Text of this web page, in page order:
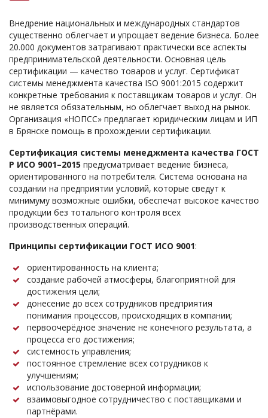
Внедрение национальных и международных стандартов
существенно облегчает и упрощает ведение бизнеса. Более
20.000 документов затрагивают практически все аспекты
предпринимательской деятельности. Основная цель
сертификации — качество товаров и услуг. Сертификат
системы менеджмента качества ISO 9001:2015 содержит
конкретные требования к поставщикам товаров и услуг. Он
не является обязательным, но облегчает выход на рынок.
Организация «НОПСС» предлагает юридическим лицам и ИП
в Брянске помощь в прохождении сертификации.
Сертификация системы менеджмента качества ГОСТ
Р ИСО 9001–2015 предусматривает ведение бизнеса,
ориентированного на потребителя. Система основана на
создании на предприятии условий, которые сведут к
минимуму возможные ошибки, обеспечат высокое качество
продукции без тотального контроля всех
производственных операций.
Принципы сертификации ГОСТ ИСО 9001:
ориентированность на клиента;
создание рабочей атмосферы, благоприятной для
достижения цели;
донесение до всех сотрудников предприятия
понимания процессов, происходящих в компании;
первоочерёдное значение не конечного результата, а
процесса его достижения;
системность управления;
постоянное стремление всех сотрудников к
улучшениям;
использование достоверной информации;
взаимовыгодное сотрудничество с поставщиками и
партнёрами.